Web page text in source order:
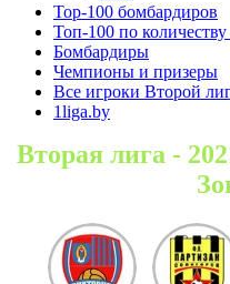
Top-100 бомбардиров
Топ-100 по
Бомбардиры
Чемпионы и призеры
Все игроки Второй
1liga.by
Вторая лига -